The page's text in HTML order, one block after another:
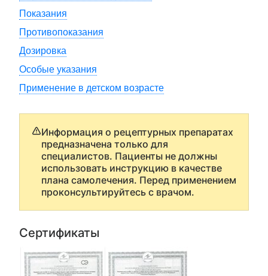
Показания
Противопоказания
Дозировка
Особые указания
Применение в детском возрасте
Информация о рецептурных препаратах
предназначена только для
специалистов. Пациенты не должны
использовать инструкцию в качестве
плана самолечения. Перед применением
проконсультируйтесь с врачом.
Сертификаты